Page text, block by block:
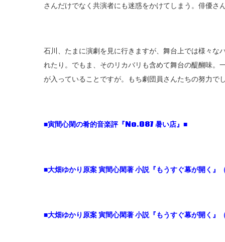
さんだけでなく共演者にも迷惑をかけてしまう。俳優さ
石川、たまに演劇を見に行きますが、舞台上では様々
れたり。でもま、そのリカバリも含めて舞台の醍醐味
が入っていることですが。もち劇団員さんたちの努力で
■寅間心閑の肴的音楽評『No.087 暑い店』■
■大畑ゆかり原案 寅間心閑著 小説『もうすぐ幕が開く』
■大畑ゆかり原案 寅間心閑著 小説『もうすぐ幕が開く』